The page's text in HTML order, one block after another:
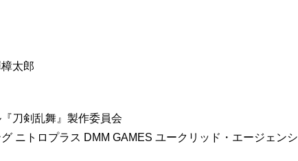
太郎
刀剣乱舞』製作委員会
グ ニトロプラス DMM GAMES ユークリッド・エージェンシ